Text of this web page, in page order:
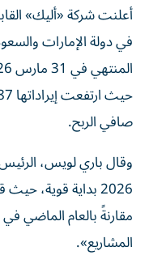
أعلنت شركة «أليك»
في دولة الإمارات
صافي الربح.
وقال باري لويس،
2026 بداية قوية،
مقارنةً بالعام الماضي
المشاريع».